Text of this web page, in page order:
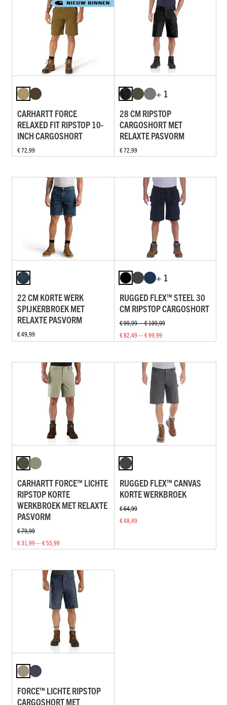
CARHARTT FORCE
RELAXED FIT RIPSTOP 10-
INCH CARGOSHORT
€ 72,99
+ 1
28 CM RIPSTOP
CARGOSHORT MET
RELAXTE PASVORM
€ 72,99
22 CM KORTE WERK
SPIJKERBROEK MET
RELAXTE PASVORM
€ 49,99
+ 1
RUGGED FLEX™ STEEL 30
CM RIPSTOP CARGOSHORT
€ 99,99 — € 109,99
€ 82,49 — € 99,99
CARHARTT FORCE™ LICHTE
RIPSTOP KORTE
WERKBROEK MET RELAXTE
PASVORM
€ 79,99
€ 31,99 — € 55,99
RUGGED FLEX™ CANVAS
KORTE WERKBROEK
€ 64,99
€ 48,49
FORCE™ LICHTE RIPSTOP
CARGOSHORT MET